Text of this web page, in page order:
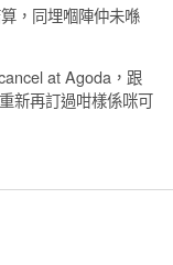
，同埋嗰陣仲未喺
at Agoda，跟
新再訂過咁樣係咪可